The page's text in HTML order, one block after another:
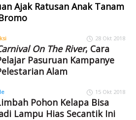
Ajak Ratusan Anak Tanam
28 Okt 2018
On The River, Cara
Pasuruan Kampanye
Alam
15 Okt 2018
Pohon Kelapa Bisa
Lampu Hias Secantik Ini